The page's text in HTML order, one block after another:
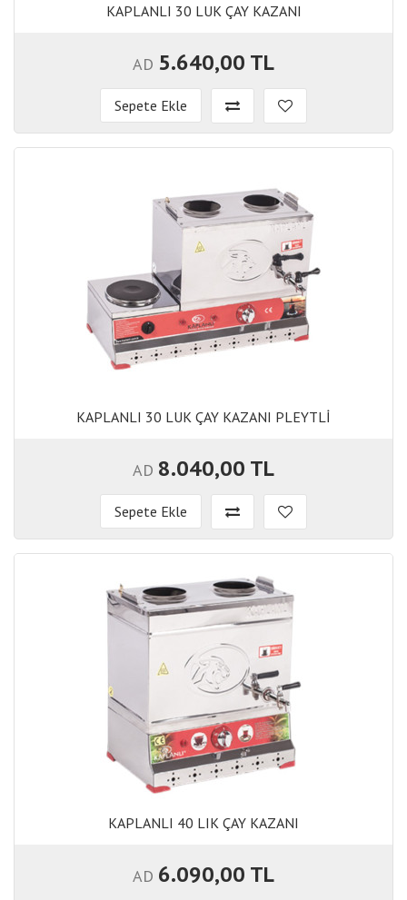
KAPLANLI 30 LUK ÇAY KAZANI
AD 5.640,00 TL
Sepete Ekle
KAPLANLI 30 LUK ÇAY KAZANI PLEYTLİ
AD 8.040,00 TL
Sepete Ekle
KAPLANLI 40 LIK ÇAY KAZANI
AD 6.090,00 TL
KAPLANLI 40 LIK ÇAY KAZANI